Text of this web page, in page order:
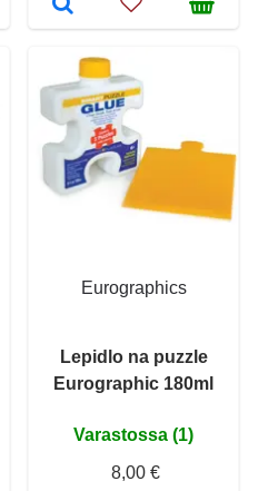
Eurographics
Lepidlo na puzzle
Eurographic 180ml
Varastossa (1)
8,00 €